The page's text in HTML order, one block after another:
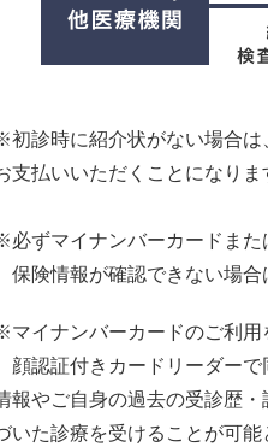
初診時に紹介状がない場合は
支払いいただくことになりま
必ずマイナンバーカードまた
険情報が確認できない場合
マイナンバーカードのご利用
認証付きカードリーダーで
報やご自身の過去の受診歴
いた診療を受けることが可能